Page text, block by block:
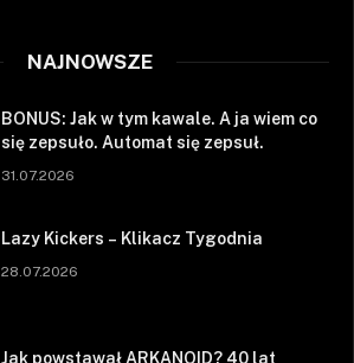
NAJNOWSZE
BONUS: Jak w tym kawale. A ja wiem co
się zepsuło. Automat się zepsuł.
31.07.2026
Lazy Kickers – Klikacz Tygodnia
28.07.2026
Jak powstawał ARKANOID? 40 lat